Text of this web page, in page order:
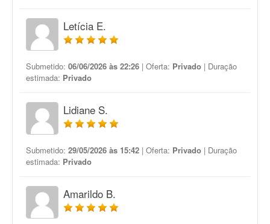
Letícia E.
Submetido: 06/06/2026 às 22:26 | Oferta: Privado | Duração
estimada: Privado
Lidiane S.
Submetido: 29/05/2026 às 15:42 | Oferta: Privado | Duração
estimada: Privado
Amarildo B.